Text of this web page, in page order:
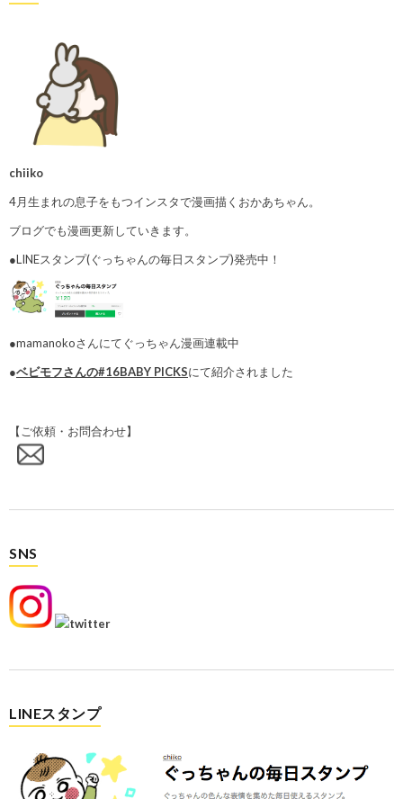
chiiko
4月生まれの息子をもつインスタで漫画描くおかあちゃん。
ブログでも漫画更新していきます。
●LINEスタンプ(ぐっちゃんの毎日スタンプ)発売中！
●mamanokoさんにてぐっちゃん漫画連載中
●ベビモフさんの#16BABY PICKSにて紹介されました
【ご依頼・お問合わせ】
SNS
LINEスタンプ